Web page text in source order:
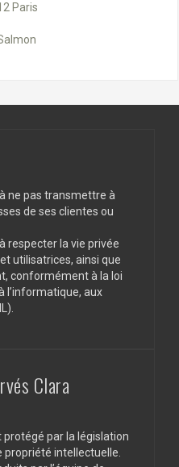
Paris
ne pas transmettre à
de ses clientes ou
respecter la vie privée
utilisatrices, ainsi que
conformément à la loi
l’informatique, aux
Clara
protégé par la législation
propriété intellectuelle.